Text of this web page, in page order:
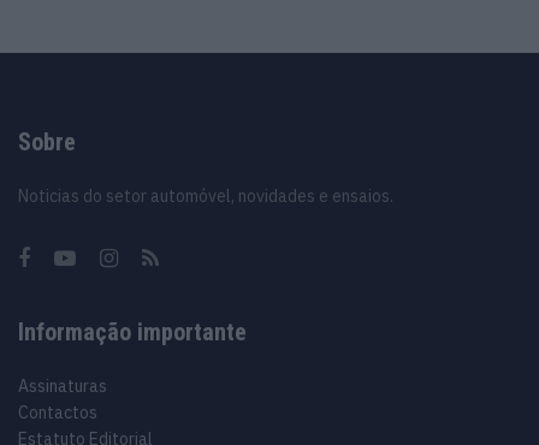
Sobre
Noticias do setor automóvel, novidades e ensaios.
Informação importante
Assinaturas
Contactos
Estatuto Editorial